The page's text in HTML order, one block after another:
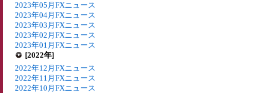
2023年05月FXニュース
2023年04月FXニュース
2023年03月FXニュース
2023年02月FXニュース
2023年01月FXニュース
[2022年]
2022年12月FXニュース
2022年11月FXニュース
2022年10月FXニュース